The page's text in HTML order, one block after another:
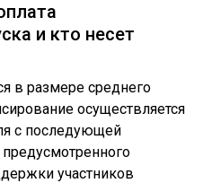
и кто несет
в размере среднего
осуществляется
с последующей
участников